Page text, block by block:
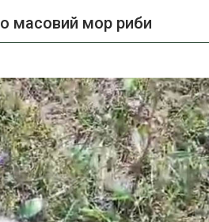
масовий мор риби